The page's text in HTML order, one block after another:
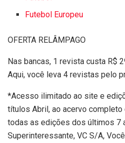
Futebol Europeu
OFERTA RELÂMPAGO
Nas bancas, 1 revista custa R$
Aqui, você leva 4 revistas pelo
*Acesso ilimitado ao site e
títulos Abril, ao acervo completo
todas as edições dos últimos 7
Superinteressante, VC S/A,